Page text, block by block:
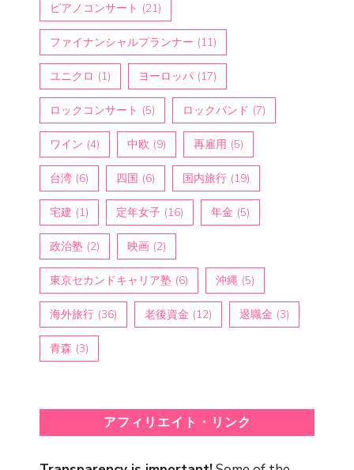
ピアノコンサート (21)
ファイナンシャルプランナー (11)
ユニクロ (1) ヨーロッパ (17)
ロックコンサート (5) ロックバンド (7)
ワイン (4) 中欧 (9) 再雇用 (5)
台湾 (6) 四国 (6) 国内旅行 (19)
宅建 (1) 定年女子 (16) 年金 (5)
政治塾 (2) 映画 (2)
東京セカンドキャリア塾 (6) 沖縄 (5)
海外旅行 (36) 老後資金 (12) 退職金 (3)
青森 (3)
アフィリエイト・リンク